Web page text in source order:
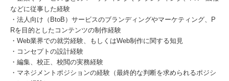
などに従事した経験
・法人向け（BtoB）サービスのブランディングやマーケティング、P
Rを目的としたコンテンツの制作経験
・Web業界での就労経験、もしくはWeb制作に関する知見
・コンセプトの設計経験
・編集、校正、校閲の実務経験
・マネジメントポジションの経験（最終的な判断を求められるポジシ